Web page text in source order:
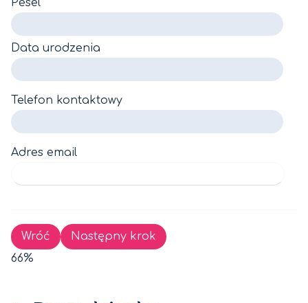
Pesel
Data urodzenia
Telefon kontaktowy
Adres email
Wróć
Następny krok
66%